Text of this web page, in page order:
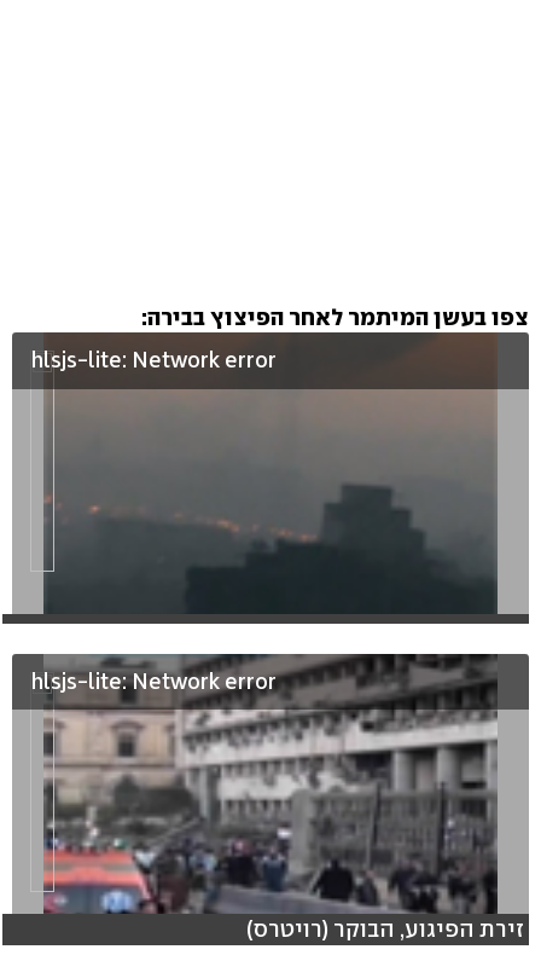
צפו בעשן המיתמר לאחר הפיצוץ בבירה:
hlsjs-lite: Network error
hlsjs-lite: Network error
זירת הפיגוע, הבוקר (רויטרס)